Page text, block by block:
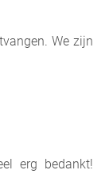
We zijn
erg bedankt!